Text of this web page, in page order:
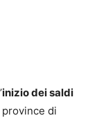
inizio dei saldi
province di